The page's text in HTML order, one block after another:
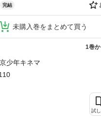
完結
未購入巻をまとめて買う
1巻
少年キネマ
試